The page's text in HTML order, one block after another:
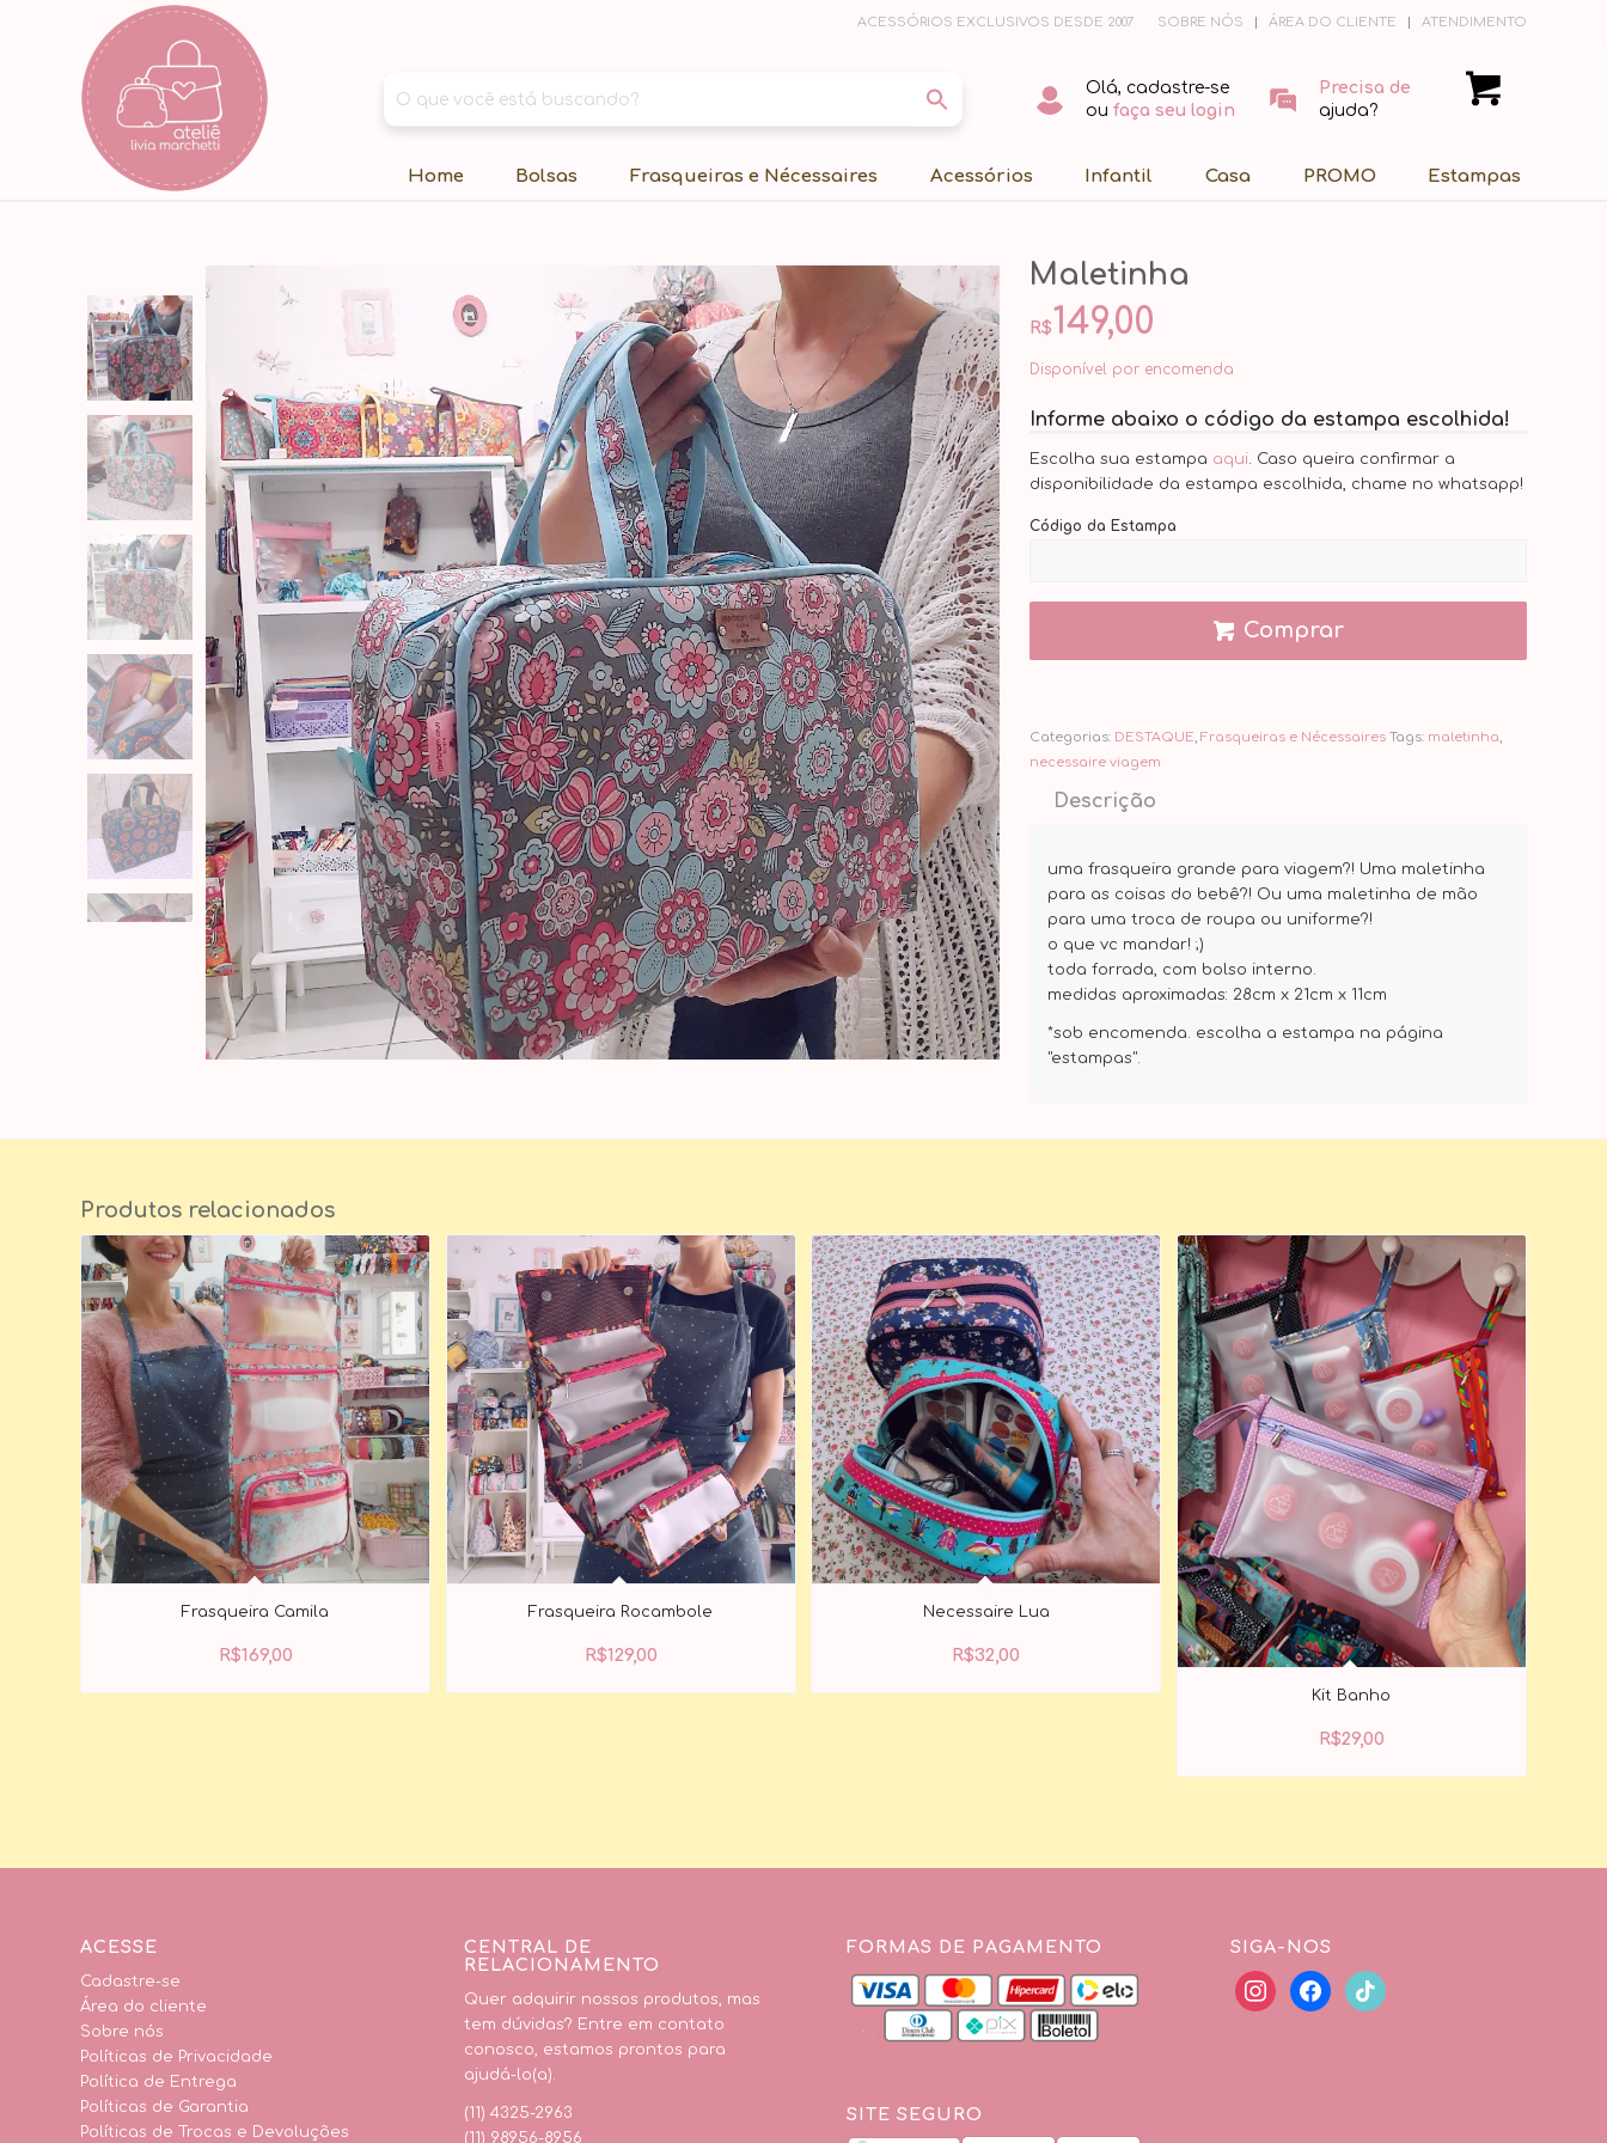
SOBRE NÓS ÁREA DO CLIENTE ATENDIMENTO
ACESSÓRIOS EXCLUSIVOS DESDE 2007
Olá, cadastre-se
oufaça seu login
Precisa de
ajuda?
Home Bolsas Frasqueiras e Nécessaires Acessórios Infantil Casa PROMO Estampas
Maletinha
R$149,00
Disponível por encomenda
Informe abaixo o código da estampa escolhida!
Escolha sua estampa aqui. Caso queira confirmar a
disponibilidade da estampa escolhida, chame no whatsapp!
Código da Estampa
Comprar
Categorias: DESTAQUE, Frasqueiras e Nécessaires Tags: maletinha,
necessaire viagem
Descrição
uma frasqueira grande para viagem?! Uma maletinha
para as coisas do bebê?! Ou uma maletinha de mão
para uma troca de roupa ou uniforme?!
o que vc mandar! ;)
toda forrada, com bolso interno.
medidas aproximadas: 28cm x 21cm x 11cm
*sob encomenda. escolha a estampa na página
"estampas".
Produtos relacionados
Frasqueira Camila
R$169,00
Frasqueira Rocambole
R$129,00
Necessaire Lua
R$32,00
Kit Banho
R$29,00
ACESSE
Cadastre-se
Área do cliente
Sobre nós
Políticas de Privacidade
Política de Entrega
Políticas de Garantia
Políticas de Trocas e Devoluções
CENTRAL DE
RELACIONAMENTO
Quer adquirir nossos produtos, mas
tem dúvidas? Entre em contato
conosco, estamos prontos para
ajudá-lo(a).
(11) 4325-2963
(11) 98956-8956
FORMAS DE PAGAMENTO
SITE SEGURO
SIGA-NOS